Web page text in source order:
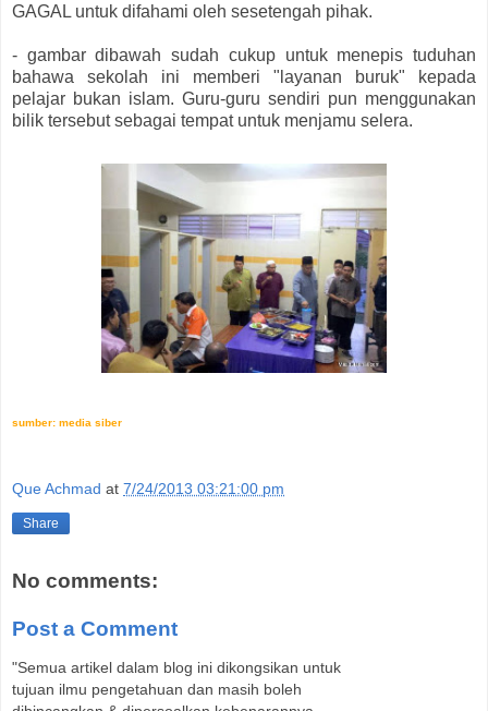
GAGAL untuk difahami oleh sesetengah pihak.
- gambar dibawah sudah cukup untuk menepis tuduhan
bahawa sekolah ini memberi "layanan buruk" kepada
pelajar bukan islam. Guru-guru sendiri pun menggunakan
bilik tersebut sebagai tempat untuk menjamu selera.
sumber: media siber
Que Achmad at 7/24/2013 03:21:00 pm
Share
No comments:
Post a Comment
"Semua artikel dalam blog ini dikongsikan untuk
tujuan ilmu pengetahuan dan masih boleh